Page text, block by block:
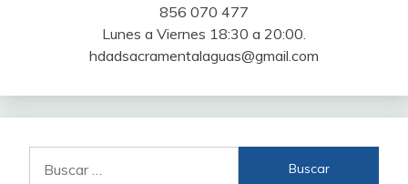
856 070 477
Lunes a Viernes 18:30 a 20:00.
hdadsacramentalaguas@gmail.com